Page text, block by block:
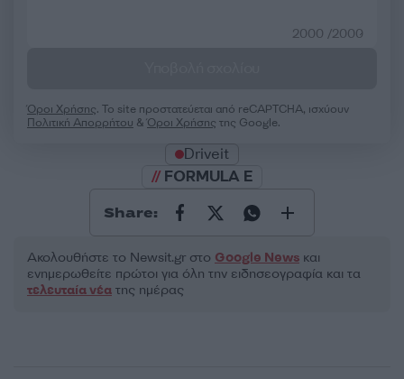
2000 /2000
Όροι Χρήσης. Το site προστατεύεται από reCAPTCHA, ισχύουν
Πολιτική Απορρήτου &Όροι Χρήσης της Google.
Driveit
FORMULA E
Share:
Ακολουθήστε το Νewsit.gr στο Google News και
ενημερωθείτε πρώτοι για όλη την ειδησεογραφία και τα
τελευταία νέα της ημέρας